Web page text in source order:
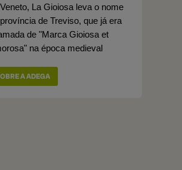
La Gioiosa leva o nome
de Treviso, que já era
de "Marca Gioiosa et
na época medieval
A ADEGA